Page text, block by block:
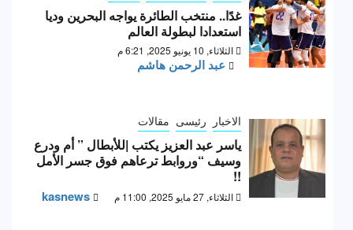
غدًا.. منتخب الطائرة يواجه البحرين وديا
استعدادا لبطولة العالم
الثلاثاء, 10 يونيو 2025, 6:21 م
عبد الرحمن هاشم
الاخبار رئيسى مقالات
ياسر عبد العزيز يكتب |للأبطال ” أم ودرع
وسيف “وروابط ترعاهم فوق جسر الأمل
!!
الثلاثاء, 27 مايو 2025, 11:00 م kasnews